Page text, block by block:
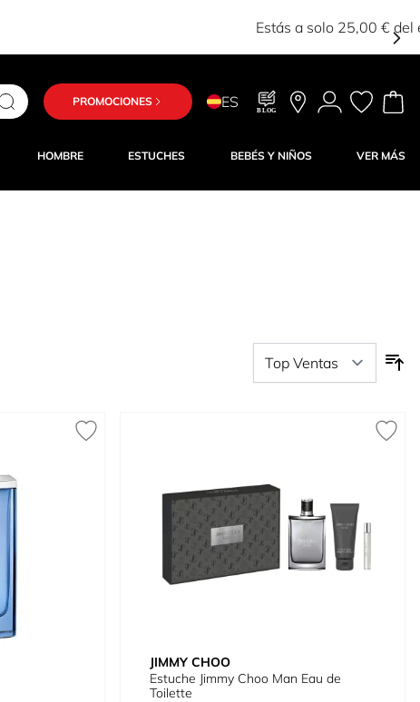
PROMOCIONES ES BLOG
HOMBRE ESTUCHES BEBÉS Y NIÑOS VER MÁS
JIMMY CHOO
Estuche Jimmy Choo Man Eau de
Toilette